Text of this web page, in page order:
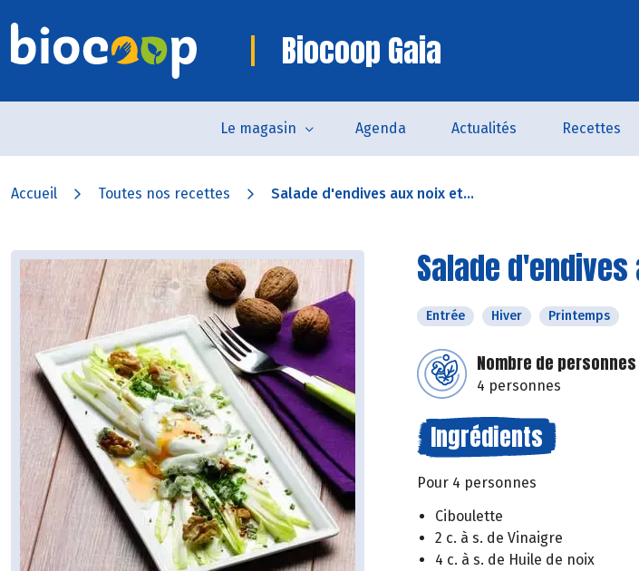
Biocoop Gaia
Le magasin Agenda Actualités Recettes
Accueil Toutes nos recettes Salade d'endives aux noix et...
Salade
Entrée Hiver Printemps
Nombre de personnes
4 personnes
Ingrédients
Pour 4 personnes
Ciboulette
2 c. à s. de Vinaigre
4 c. à s. de Huile de noix